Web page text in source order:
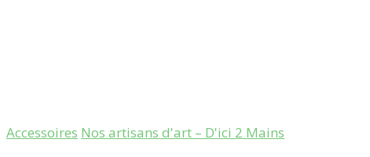
Accessoires Nos artisans d'art – D'ici 2 Mains